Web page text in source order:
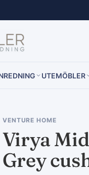
UTEMÖBLER
VENTURE HOME
Virya
Grey